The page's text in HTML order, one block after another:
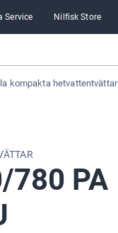
Service Nilfisk Store
kompakta hetvattentvättar
780 PA